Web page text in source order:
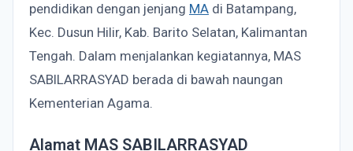
pendidikan dengan jenjang MA di Batampang,
Kec. Dusun Hilir, Kab. Barito Selatan, Kalimantan
Tengah. Dalam menjalankan kegiatannya, MAS
SABILARRASYAD berada di bawah naungan
Kementerian Agama.
Alamat MAS SABILARRASYAD